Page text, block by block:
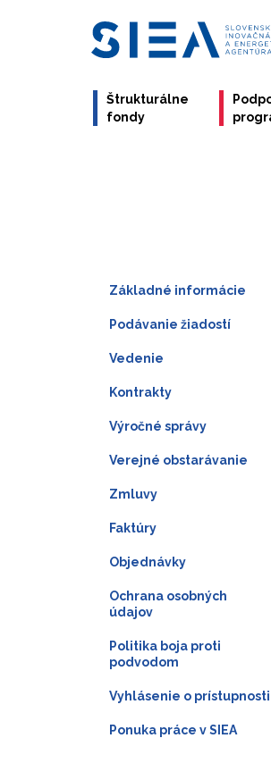
Štrukturálne
fondy
Základné informácie
Podávanie žiadostí
Vedenie
Kontrakty
Výročné správy
Verejné obstarávanie
Zmluvy
Faktúry
Objednávky
Ochrana osobných
údajov
Politika boja proti
podvodom
Vyhlásenie o prístupnosti
Ponuka práce v SIEA